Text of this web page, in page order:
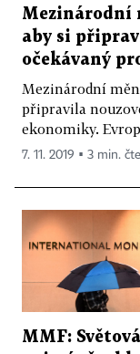
Mezinárodní
aby si
očekávaný
Mezinárodní
připravila
ekonomiky.
7. 11. 2019 ▪ 3 min.
MMF: